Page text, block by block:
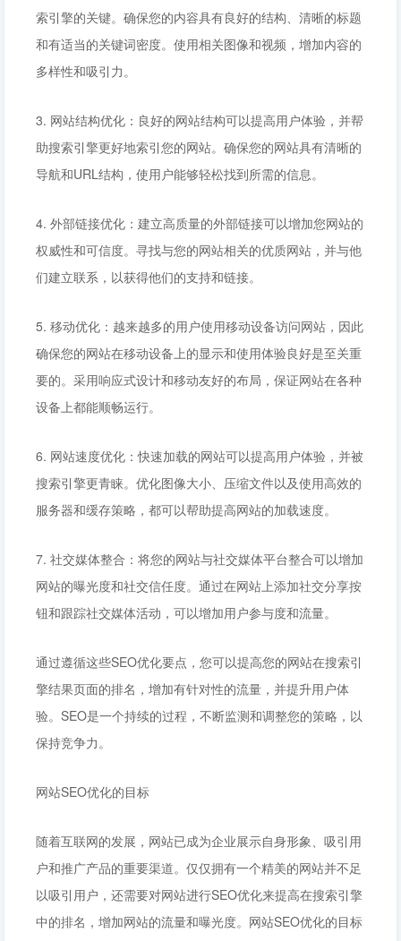
索引擎的关键。确保您的内容具有良好的结构、清晰的标题
和有适当的关键词密度。使用相关图像和视频，增加内容的
多样性和吸引力。
3. 网站结构优化：良好的网站结构可以提高用户体验，并帮
助搜索引擎更好地索引您的网站。确保您的网站具有清晰的
导航和URL结构，使用户能够轻松找到所需的信息。
4. 外部链接优化：建立高质量的外部链接可以增加您网站的
权威性和可信度。寻找与您的网站相关的优质网站，并与他
们建立联系，以获得他们的支持和链接。
5. 移动优化：越来越多的用户使用移动设备访问网站，因此
确保您的网站在移动设备上的显示和使用体验良好是至关重
要的。采用响应式设计和移动友好的布局，保证网站在各种
设备上都能顺畅运行。
6. 网站速度优化：快速加载的网站可以提高用户体验，并被
搜索引擎更青睐。优化图像大小、压缩文件以及使用高效的
服务器和缓存策略，都可以帮助提高网站的加载速度。
7. 社交媒体整合：将您的网站与社交媒体平台整合可以增加
网站的曝光度和社交信任度。通过在网站上添加社交分享按
钮和跟踪社交媒体活动，可以增加用户参与度和流量。
通过遵循这些SEO优化要点，您可以提高您的网站在搜索引
擎结果页面的排名，增加有针对性的流量，并提升用户体
验。SEO是一个持续的过程，不断监测和调整您的策略，以
保持竞争力。
网站SEO优化的目标
随着互联网的发展，网站已成为企业展示自身形象、吸引用
户和推广产品的重要渠道。仅仅拥有一个精美的网站并不足
以吸引用户，还需要对网站进行SEO优化来提高在搜索引擎
中的排名，增加网站的流量和曝光度。网站SEO优化的目标